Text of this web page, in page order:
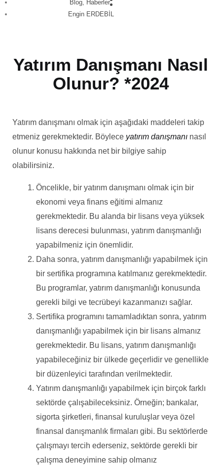
Blog, Haberler
Engin ERDEBİL
Yatırım Danışmanı Nasıl
Olunur? *2024
Yatırım danışmanı olmak için aşağıdaki maddeleri takip
etmeniz gerekmektedir. Böylece yatırım danışmanı nasıl
olunur konusu hakkında net bir bilgiye sahip
olabilirsiniz.
Öncelikle, bir yatırım danışmanı olmak için bir
ekonomi veya finans eğitimi almanız
gerekmektedir. Bu alanda bir lisans veya yüksek
lisans derecesi bulunması, yatırım danışmanlığı
yapabilmeniz için önemlidir.
Daha sonra, yatırım danışmanlığı yapabilmek için
bir sertifika programına katılmanız gerekmektedir.
Bu programlar, yatırım danışmanlığı konusunda
gerekli bilgi ve tecrübeyi kazanmanızı sağlar.
Sertifika programını tamamladıktan sonra, yatırım
danışmanlığı yapabilmek için bir lisans almanız
gerekmektedir. Bu lisans, yatırım danışmanlığı
yapabileceğiniz bir ülkede geçerlidir ve genellikle
bir düzenleyici tarafından verilmektedir.
Yatırım danışmanlığı yapabilmek için birçok farklı
sektörde çalışabileceksiniz. Örneğin; bankalar,
sigorta şirketleri, finansal kuruluşlar veya özel
finansal danışmanlık firmaları gibi. Bu sektörlerde
çalışmayı tercih ederseniz, sektörde gerekli bir
çalışma deneyimine sahip olmanız